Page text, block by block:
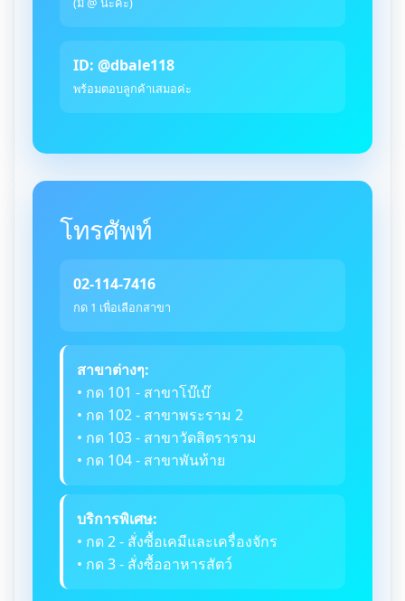
ID: @dbale118
พร้อมตอบลูกค้าเสมอค่ะ
โทรศัพท์
02-114-7416
กด 1 เพื่อเลือกสาขา
สาขาต่างๆ:
• กด 101 - สาขาโบ๊เบ๊
• กด 102 - สาขาพระราม 2
• กด 103 - สาขาวัดสิตราราม
• กด 104 - สาขาพันท้าย
บริการพิเศษ:
• กด 2 - สั่งซื้อเคมีและเครื่องจักร
• กด 3 - สั่งซื้ออาหารสัตว์